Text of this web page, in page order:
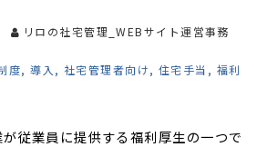
リロの社宅管理_WEBサイト運営事務
度 導入 社宅管理者向け 住宅手当
福利
従業員に提供する福利厚生の一つで